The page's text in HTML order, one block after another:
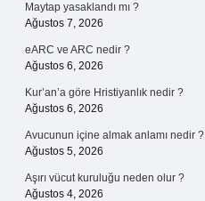
Maytap yasaklandı mı ?
Ağustos 7, 2026
eARC ve ARC nedir ?
Ağustos 6, 2026
Kur’an’a göre Hristiyanlık nedir ?
Ağustos 6, 2026
Avucunun içine almak anlamı nedir ?
Ağustos 5, 2026
Aşırı vücut kuruluğu neden olur ?
Ağustos 4, 2026